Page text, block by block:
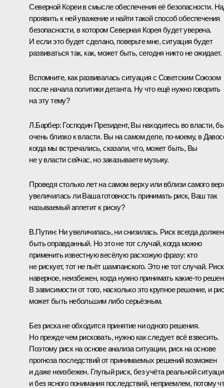
Северной Кореи в смысле обеспечения её безопасности.
проявить к ней уважение и найти такой способ обеспечения
безопасности, в котором Северная Корея будет уверена.
И если это будет сделано, поверьте мне, ситуация будет
развиваться так, как, может быть, сегодня никто не ожидает.
Вспомните, как развивалась ситуация с Советским Союзом
после начала политики детанта. Ну что ещё нужно говорить
на эту тему?
Л.Барбер: Господин Президент, Вы находитесь во власти,
очень близко к власти. Вы на самом деле, по‑моему, в
когда мы встречались, сказали, что, может быть, Вы
не у власти сейчас, но заказываете музыку.
Проведя столько лет на самом верху или вблизи самого
увеличилась ли Ваша готовность принимать риск, Ваш так
называемый аппетит к риску?
В.Путин: Ни увеличилась, ни снизилась. Риск всегда должен
быть оправданный. Но это не тот случай, когда можно
применить известную весёлую расхожую фразу: кто
не рискует, тот не пьёт шампанского. Это не тот случай.
наверное, неизбежен, когда нужно принимать какие‑то
В зависимости от того, насколько это крупное решение, и
может быть небольшим либо серьёзным.
Без риска не обходится принятие ни одного решения.
Но прежде чем рисковать, нужно как следует всё взвесить.
Поэтому риск на основе анализа ситуации, риск на основе
прогноза последствий от принимаемых решений возможен
и даже неизбежен. Глупый риск, без учёта реальной
и без ясного понимания последствий, неприемлем, потому